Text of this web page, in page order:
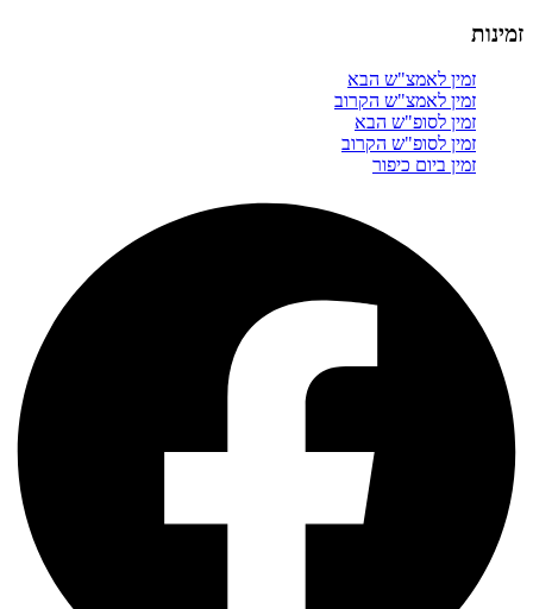
זמינות
זמין לאמצ"ש הבא
זמין לאמצ"ש הקרוב
זמין לסופ"ש הבא
זמין לסופ"ש הקרוב
זמין ביום כיפור